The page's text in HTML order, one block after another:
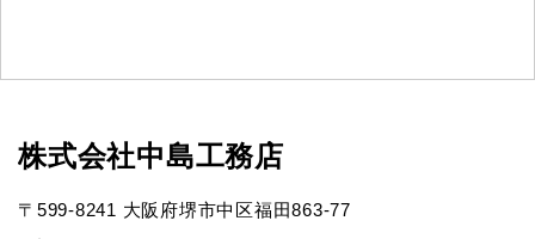
株式会社中島工務店
〒599-8241 大阪府堺市中区福田863-77